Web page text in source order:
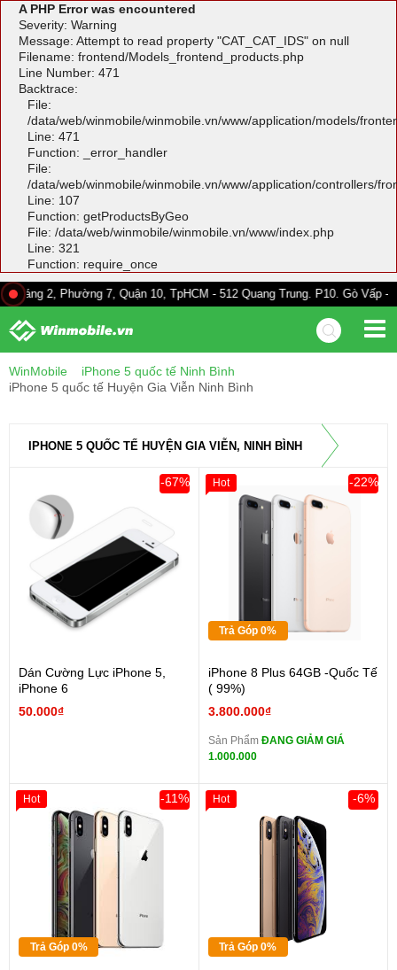
A PHP Error was encountered
Severity: Warning
Message: Attempt to read property "CAT_CAT_IDS" on null
Filename: frontend/Models_frontend_products.php
Line Number: 471
Backtrace:
File:
/data/web/winmobile/winmobile.vn/www/application/models/
Line: 471
Function: _error_handler
File:
/data/web/winmobile/winmobile.vn/www/application/controllers/
Line: 107
Function: getProductsByGeo
File: /data/web/winmobile/winmobile.vn/www/index.php
Line: 321
Function: require_once
Phường 7, Quận 10, TpHCM - 512 Quang Trung. P10. Gò Vấp - 528A
WinMobile
iPhone 5 quốc tế Ninh Bình
iPhone 5 quốc tế Huyện Gia Viễn Ninh Bình
IPHONE 5 QUỐC TẾ HUYỆN GIA VIỄN, NINH BÌNH
Dán Cường Lực iPhone 5,
iPhone 6
50.000₫
-67%
Trả Góp 0%
iPhone 8 Plus 64GB -Quốc Tế
( 99%)
3.800.000₫
-22%
Sản Phẩm ĐANG GIẢM GIÁ
1.000.000
Hot
Trả Góp 0%
-11%
Hot
Trả Góp 0%
-6%
Hot